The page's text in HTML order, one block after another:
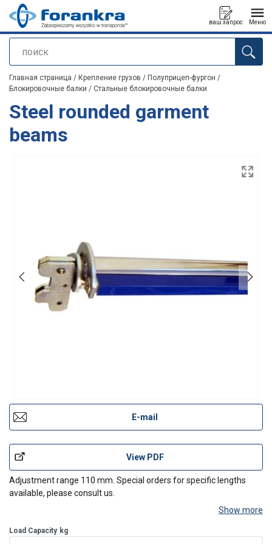
поиск
ваш запрос Меню
Продукт добавлен в ваш запрос
Главная страница / Крепление грузов / Полуприцеп-фургон /
Блокировочные балки / Стальные блокировочные балки
Steel rounded garment
beams
E-mail
View PDF
Adjustment range 110 mm. Special orders for specific lengths
available, please consult us.
Show more
Load Capacity kg